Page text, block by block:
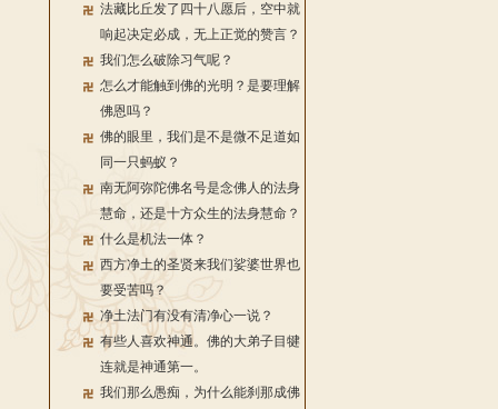
法藏比丘发了四十八愿后，空中就
响起决定必成，无上正觉的赞言？
我们怎么破除习气呢？
怎么才能触到佛的光明？是要理解
佛恩吗？
佛的眼里，我们是不是微不足道如
同一只蚂蚁？
南无阿弥陀佛名号是念佛人的法身
慧命，还是十方众生的法身慧命？
什么是机法一体？
西方净土的圣贤来我们娑婆世界也
要受苦吗？
净土法门有没有清净心一说？
有些人喜欢神通。佛的大弟子目犍
连就是神通第一。
我们那么愚痴，为什么能刹那成佛